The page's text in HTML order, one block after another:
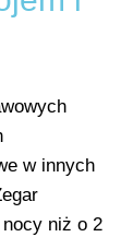
w innych
niż o 2